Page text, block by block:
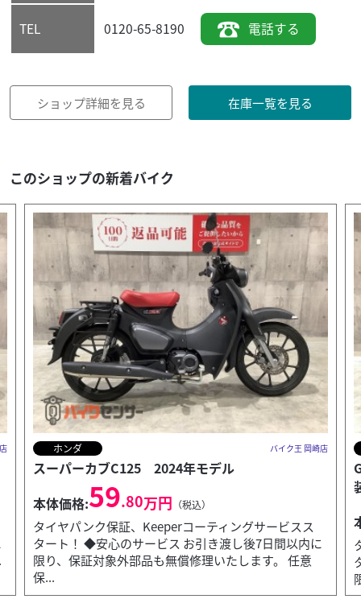
TEL 0120-65-8190 電話する
ショップ詳細を見る 在庫一覧を見る
このショップの新着バイク
スズキ バイク王 岡崎店
GSX-S1000F 2020年モデル エンジンスライダ-
本体価格:104 .80万円（税込）
タイヤパンク保証、Keeperコーティングサービスス
タート！ ◆安心のサービス お引き渡し後7日間以内に
限り、保証対象外部品も無償修理いたします。 ◆12...